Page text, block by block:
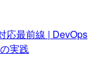
応最前線 | DevOps
実践